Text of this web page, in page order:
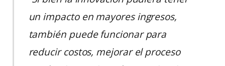
un impacto en mayores ingresos,
también puede funcionar para
reducir costos, mejorar el proceso